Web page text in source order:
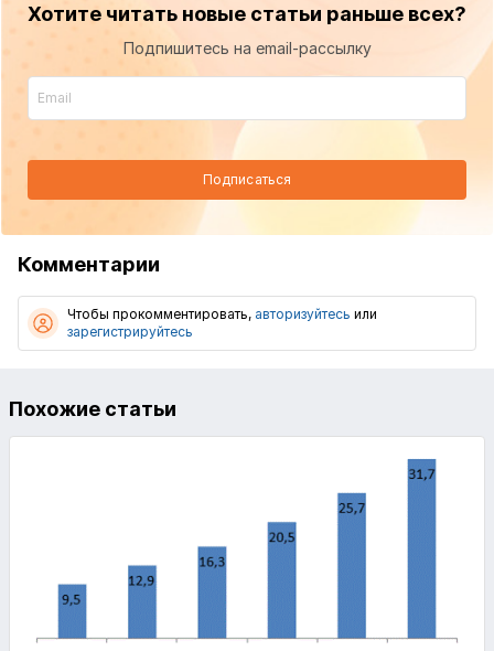
Хотите читать новые статьи раньше всех?
Подпишитесь на email-рассылку
Подписаться
Комментарии
Чтобы прокомментировать, авторизуйтесь или
зарегистрируйтесь
Похожие статьи